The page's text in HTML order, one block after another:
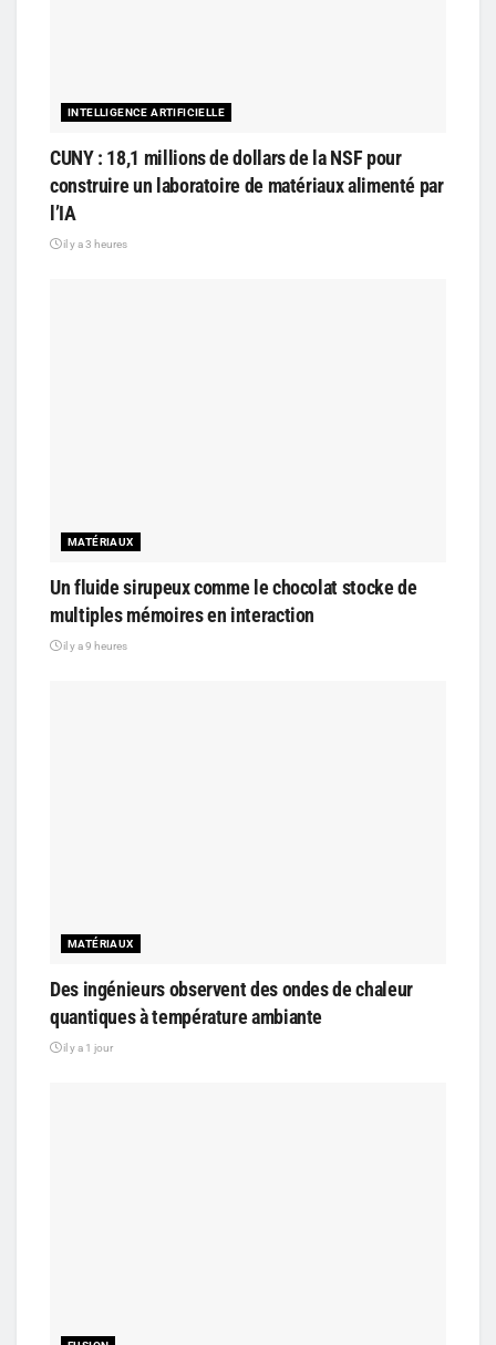
INTELLIGENCE ARTIFICIELLE
CUNY : 18,1 millions de dollars de la NSF pour
construire un laboratoire de matériaux alimenté par
l’IA
il y a 3 heures
MATÉRIAUX
Un fluide sirupeux comme le chocolat stocke de
multiples mémoires en interaction
il y a 9 heures
MATÉRIAUX
Des ingénieurs observent des ondes de chaleur
quantiques à température ambiante
il y a 1 jour